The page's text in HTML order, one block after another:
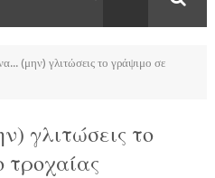
(μην) γλιτώσεις το γράψιμο σε
γλιτώσεις το
τροχαίας